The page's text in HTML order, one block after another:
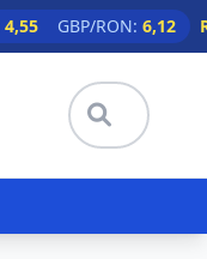
4,55 GBP/RON: 6,12